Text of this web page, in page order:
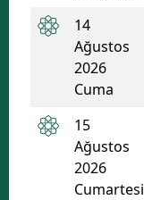
14
Ağustos
2026
Cuma
15
Ağustos
2026
Cumartesi